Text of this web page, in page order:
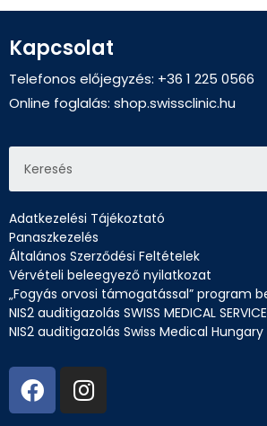
Kapcsolat
Telefonos előjegyzés: +36 1 225 0566
Online foglalás: shop.swissclinic.hu
Adatkezelési Tájékoztató
Panaszkezelés
Általános Szerződési Feltételek
Vérvételi beleegyező nyilatkozat
„Fogyás orvosi támogatással” program
NIS2 auditigazolás SWISS MEDICAL
NIS2 auditigazolás Swiss Medical Hungary